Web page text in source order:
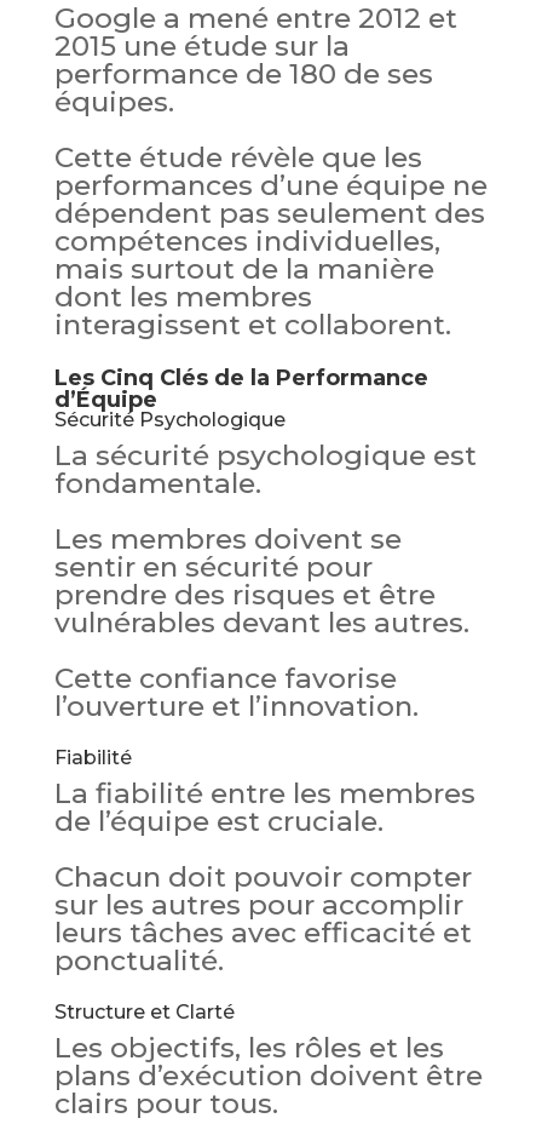
Google a mené entre 2012 et
2015 une étude sur la
performance de 180 de ses
équipes.
Cette étude révèle que les
performances d’une équipe ne
dépendent pas seulement des
compétences individuelles,
mais surtout de la manière
dont les membres
interagissent et collaborent.
Les Cinq Clés de la Performance
d’Équipe
Sécurité Psychologique
La sécurité psychologique est
fondamentale.
Les membres doivent se
sentir en sécurité pour
prendre des risques et être
vulnérables devant les autres.
Cette confiance favorise
l’ouverture et l’innovation.
Fiabilité
La fiabilité entre les membres
de l’équipe est cruciale.
Chacun doit pouvoir compter
sur les autres pour accomplir
leurs tâches avec efficacité et
ponctualité.
Structure et Clarté
Les objectifs, les rôles et les
plans d’exécution doivent être
clairs pour tous.